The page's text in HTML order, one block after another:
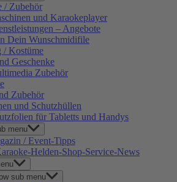
/ Zubehör
und Karaokeplayer
– Angebote
Dein Wunschmidifile
/ Kostüme
Geschenke
Zubehör
Zubehör
und Schutzhüllen
für Tabletts und Handys
menu
/ Event-Tipps
Helden-Shop-Service-News
sub menu